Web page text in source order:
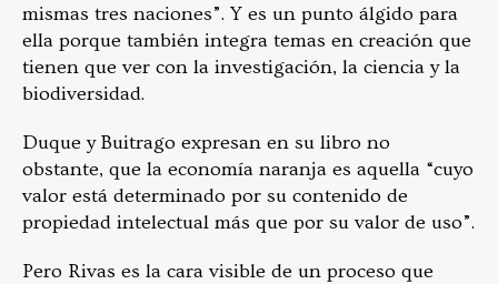
mismas tres naciones”. Y es un punto álgido para
ella porque también integra temas en creación que
tienen que ver con la investigación, la ciencia y la
biodiversidad.
Duque y Buitrago expresan en su libro no
obstante, que la economía naranja es aquella “cuyo
valor está determinado por su contenido de
propiedad intelectual más que por su valor de uso”.
Pero Rivas es la cara visible de un proceso que